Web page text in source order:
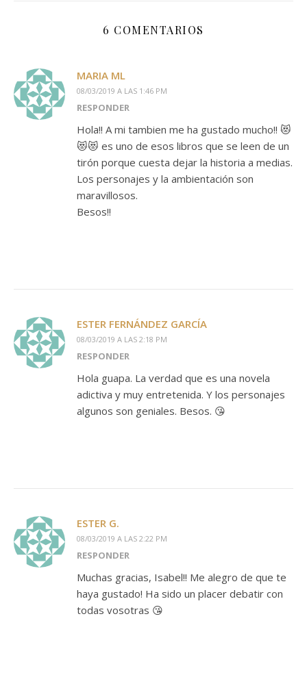
6 COMENTARIOS
MARIA ML
08/03/2019 A LAS 1:46 PM
RESPONDER
Hola!! A mi tambien me ha gustado mucho!! 😻
😻😻 es uno de esos libros que se leen de un
tirón porque cuesta dejar la historia a medias.
Los personajes y la ambientación son
maravillosos.
Besos!!
ESTER FERNÁNDEZ GARCÍA
08/03/2019 A LAS 2:18 PM
RESPONDER
Hola guapa. La verdad que es una novela
adictiva y muy entretenida. Y los personajes
algunos son geniales. Besos. 😘
ESTER G.
08/03/2019 A LAS 2:22 PM
RESPONDER
Muchas gracias, Isabel!! Me alegro de que te
haya gustado! Ha sido un placer debatir con
todas vosotras 😘